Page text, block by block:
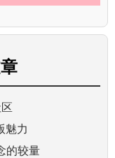
魅力
的较量